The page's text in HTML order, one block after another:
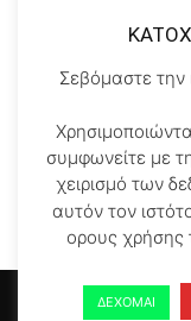
αποθήκευση και
τον
μας*
Αρχικη KATOHIKA NEA
Σεβόμαστε την
συμφωνείτε με
χειρισμό των
αυτόν τον
ορους χρήσης
ΔΕΧΟΜΑΙ